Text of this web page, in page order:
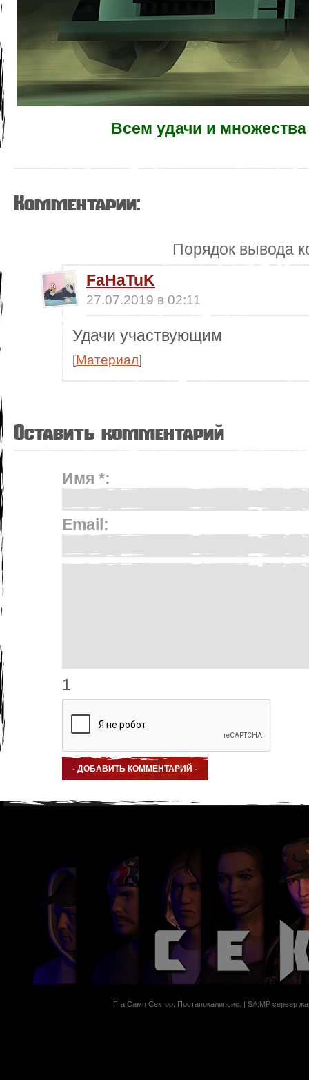
Всем удачи и
Комментарии:
Порядок вывода
FaHaTuK
27.07.2019 в 02:11
Удачи участвующим
[Материал]
Оставить комментарий
Имя *:
Email:
1
Гта Самп Сектор: Постапокалипсиc. | SA:MP сервер